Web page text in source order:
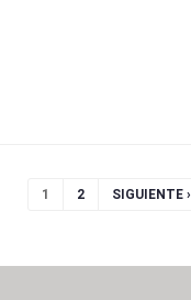
1 2 SIGUIENTE ›